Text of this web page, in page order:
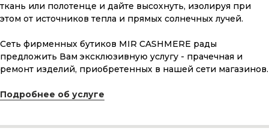
ткань или полотенце и дайте высохнуть, изолируя при
этом от источников тепла и прямых солнечных лучей.
Сеть фирменных бутиков MIR CASHMERE рады
предложить Вам эксклюзивную услугу - прачечная и
ремонт изделий, приобретенных в нашей сети магазинов.
Подробнее об услуге
на Телеграм канал
Новинки, акции, подарки